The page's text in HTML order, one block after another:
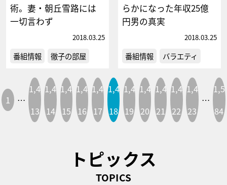
術。妻・朝丘雪路には
一切言わず
2018.03.25
番組情報 徹子の部屋
らかになった年収25億
円男の真実
2018.03.25
番組情報 バラエティ
1 …
1,4
13
1,4
14
1,4
15
1,4
16
1,4
17
1,4
18
1,4
19
1,4
20
1,4
21
1,4
22
1,4
23
…
1,5
84
トピックス
TOPICS